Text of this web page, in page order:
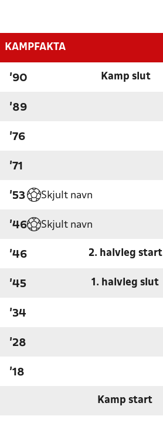
KAMPFAKTA
'90 Kamp slut
'89
'76
'71
'53 Skjult navn
'46 Skjult navn
'46 2. halvleg start
'45 1. halvleg slut
'34
'28
'18
Kamp start